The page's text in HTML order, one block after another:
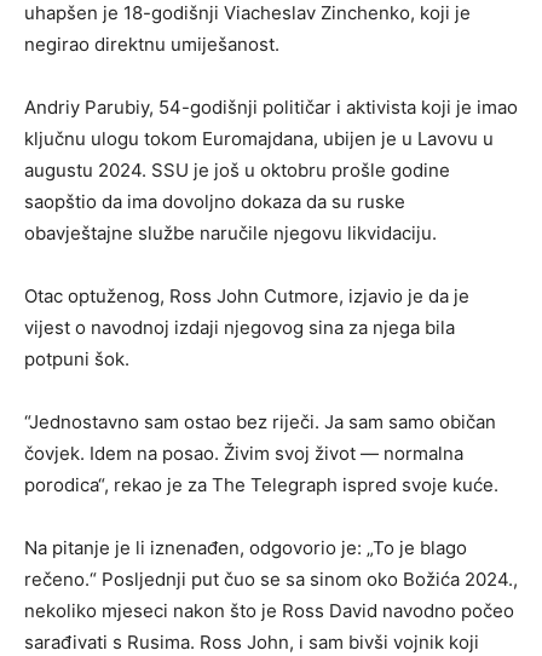
uhapšen je 18-godišnji Viacheslav Zinchenko, koji je
negirao direktnu umiješanost.
Andriy Parubiy, 54-godišnji političar i aktivista koji je imao
ključnu ulogu tokom Euromajdana, ubijen je u Lavovu u
augustu 2024. SSU je još u oktobru prošle godine
saopštio da ima dovoljno dokaza da su ruske
obavještajne službe naručile njegovu likvidaciju.
Otac optuženog, Ross John Cutmore, izjavio je da je
vijest o navodnoj izdaji njegovog sina za njega bila
potpuni šok.
“Jednostavno sam ostao bez riječi. Ja sam samo običan
čovjek. Idem na posao. Živim svoj život — normalna
porodica“, rekao je za The Telegraph ispred svoje kuće.
Na pitanje je li iznenađen, odgovorio je: „To je blago
rečeno.“ Posljednji put čuo se sa sinom oko Božića 2024.,
nekoliko mjeseci nakon što je Ross David navodno počeo
sarađivati s Rusima. Ross John, i sam bivši vojnik koji